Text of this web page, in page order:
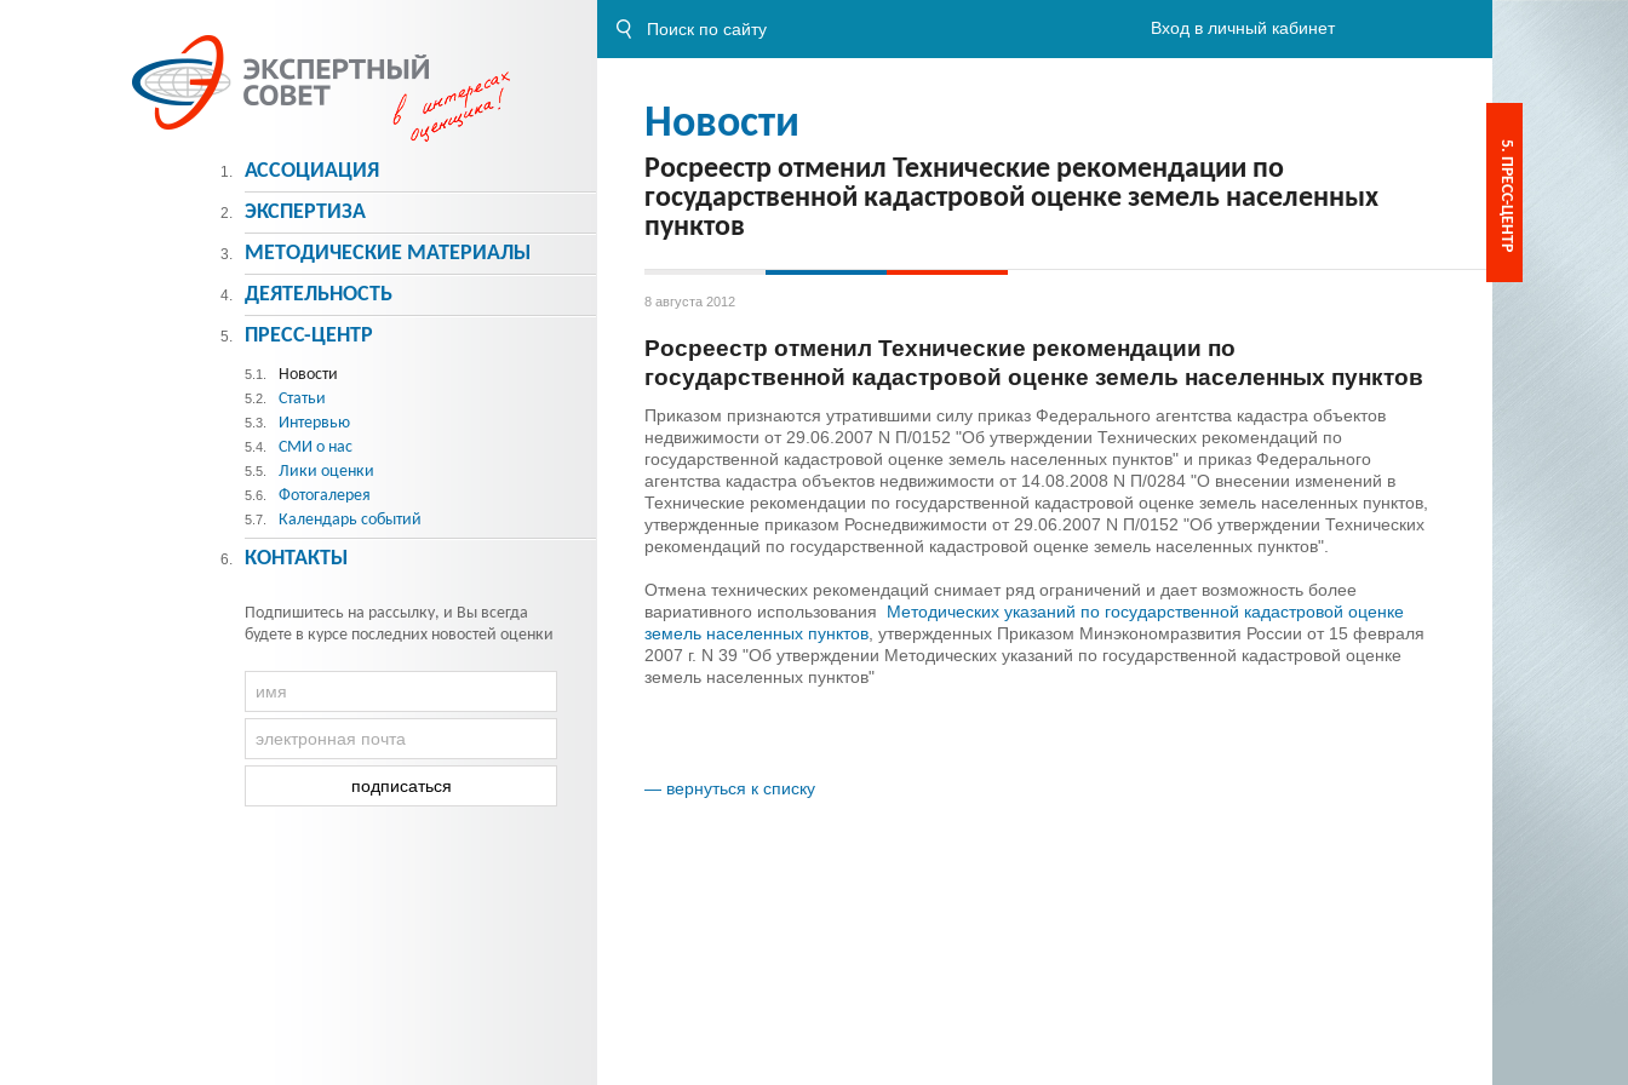
Вход в личный кабинет
Новости
Росреестр отменил Технические рекомендации по
государственной кадастровой оценке земель населенных
пунктов
8 августа 2012
Росреестр отменил Технические рекомендации по
государственной кадастровой оценке земель населенных пунктов
Приказом признаются утратившими силу приказ Федерального агентства кадастра объектов
недвижимости от 29.06.2007 N П/0152 "Об утверждении Технических рекомендаций по
государственной кадастровой оценке земель населенных пунктов" и приказ Федерального
агентства кадастра объектов недвижимости от 14.08.2008 N П/0284 "О внесении изменений в
Технические рекомендации по государственной кадастровой оценке земель населенных пунктов,
утвержденные приказом Роснедвижимости от 29.06.2007 N П/0152 "Об утверждении Технических
рекомендаций по государственной кадастровой оценке земель населенных пунктов".
Отмена технических рекомендаций снимает ряд ограничений и дает возможность более
вариативного использования Методических указаний по государственной кадастровой оценке
земель населенных пунктов , утвержденных Приказом Минэкономразвития России от 15 февраля
2007 г. N 39 "Об утверждении Методических указаний по государственной кадастровой оценке
земель населенных пунктов"
— вернуться к списку
1. АССОЦИАЦИЯ
2. ЭКСПЕРТИЗА
3. МЕТОДИЧЕСКИE МАТЕРИАЛЫ
4. ДЕЯТЕЛЬНОСТЬ
5. ПРЕСС-ЦЕНТР
5.1. Новости
5.2. Статьи
5.3. Интервью
5.4. СМИ о нас
5.5. Лики оценки
5.6. Фотогалерея
5.7. Календарь событий
6. КОНТАКТЫ
Подпишитесь на рассылку, и Вы всегда
будете в курсе последних новостей оценки
5. ПРЕСС-ЦЕНТР